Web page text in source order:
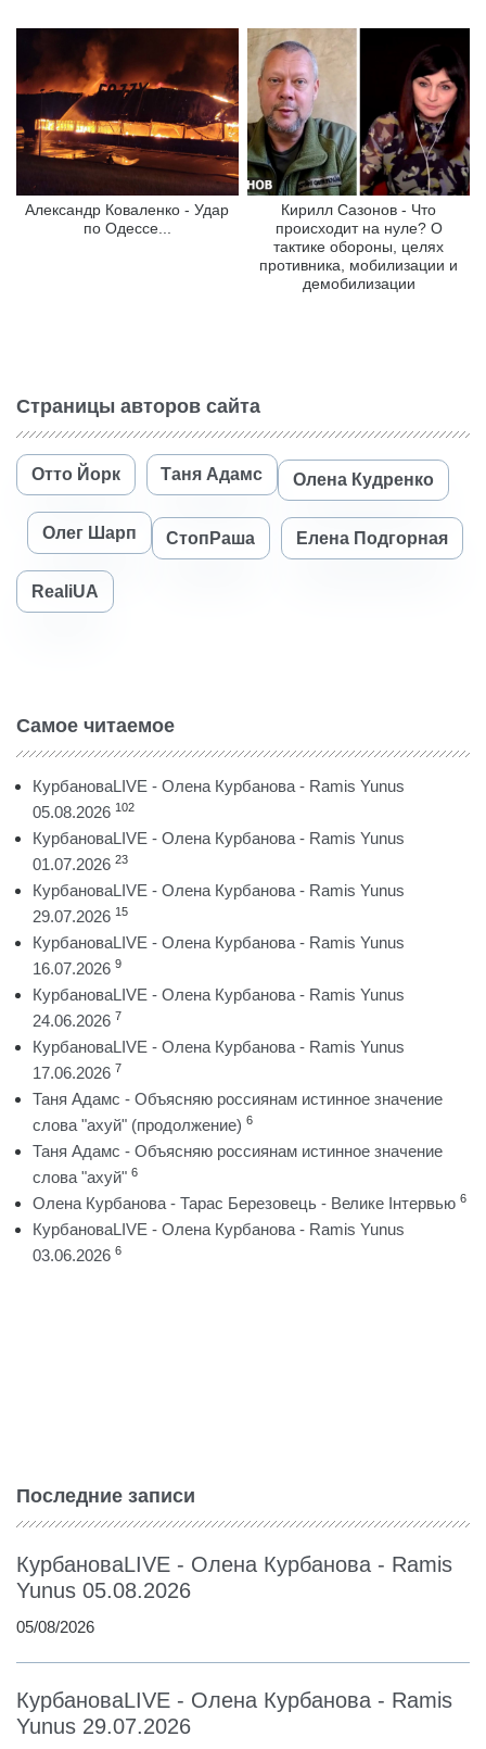
Александр Коваленко - Удар
по Одессе...
Кирилл Сазонов - Что
происходит на нуле? О
тактике обороны, целях
противника, мобилизации и
демобилизации
Страницы авторов сайта
Отто Йорк Таня Адамс Олена Кудренко
Олег Шарп СтопРаша Елена Подгорная
RealiUA
Самое читаемое
КурбановаLIVE - Олена Курбанова - Ramis Yunus
05.08.2026 102
КурбановаLIVE - Олена Курбанова - Ramis Yunus
01.07.2026 23
КурбановаLIVE - Олена Курбанова - Ramis Yunus
29.07.2026 15
КурбановаLIVE - Олена Курбанова - Ramis Yunus
16.07.2026 9
КурбановаLIVE - Олена Курбанова - Ramis Yunus
24.06.2026 7
КурбановаLIVE - Олена Курбанова - Ramis Yunus
17.06.2026 7
Таня Адамс - Объясняю россиянам истинное значение
слова "ахуй" (продолжение) 6
Таня Адамс - Объясняю россиянам истинное значение
слова "ахуй" 6
Олена Курбанова - Тарас Березовець - Велике Інтервью 6
КурбановаLIVE - Олена Курбанова - Ramis Yunus
03.06.2026 6
Последние записи
КурбановаLIVE - Олена Курбанова - Ramis
Yunus 05.08.2026
05/08/2026
КурбановаLIVE - Олена Курбанова - Ramis
Yunus 29.07.2026